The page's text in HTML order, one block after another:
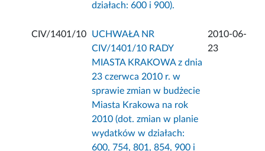
działach: 600 i 900).
CIV/1401/10
UCHWAŁA NR
CIV/1401/10 RADY
MIASTA KRAKOWA z dnia
23 czerwca 2010 r. w
sprawie zmian w budżecie
Miasta Krakowa na rok
2010 (dot. zmian w planie
wydatków w działach:
600, 754, 801, 854, 900 i
2010-06-
23